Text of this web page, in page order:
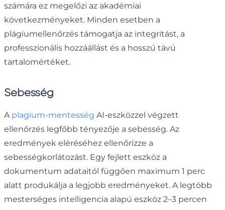
számára ez megelőzi az akadémiai
következményeket. Minden esetben a
plágiumellenőrzés támogatja az integritást, a
professzionális hozzáállást és a hosszú távú
tartalomértéket.
Sebesség
A plagium-mentesség AI-eszközzel végzett
ellenőrzés legfőbb tényezője a sebesség. Az
eredmények eléréséhez ellenőrizze a
sebességkorlátozást. Egy fejlett eszköz a
dokumentum adataitól függően maximum 1 perc
alatt produkálja a legjobb eredményeket. A legtöbb
mesterséges intelligencia alapú eszköz 2–3 percen